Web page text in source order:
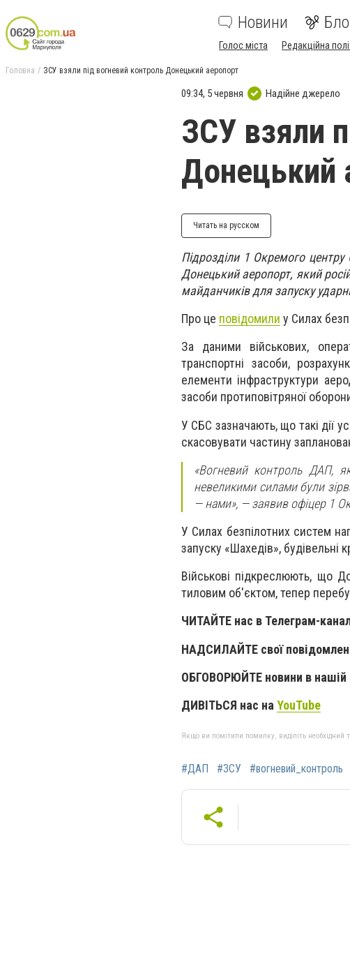
Новини
Голос міста Редакційна
Головна ЗСУ взяли під вогневий контроль Донецький аеропорт
09:34, 5 червня Надійне джерело
ЗСУ взяли
Донецький
Читать на русском
Підрозділи 1 Окремого
Донецький аеропорт, який
майданчиків для запуску
Про це повідомили у Силах
За даними військових,
транспортні засоби,
елементи інфраструктури
засоби протиповітряної
У СБС зазначають, що такі дії
скасовувати частину
«Вогневий контроль ДАП,
невеликими силами були
— нами», — заявив офіцер 1
У Силах безпілотних систем
запуску «Шахедів», будівельні
Військові підкреслюють, що
тиловим об'єктом, тепер
ЧИТАЙТЕ нас в Телеграм-
НАДСИЛАЙТЕ свої
ОБГОВОРЮЙТЕ новини в нашій
ДИВІТЬСЯ нас на YouTube
Якщо ви помітили помилку, виділіть необхідний
#ДАП #ЗСУ #вогневий_контроль